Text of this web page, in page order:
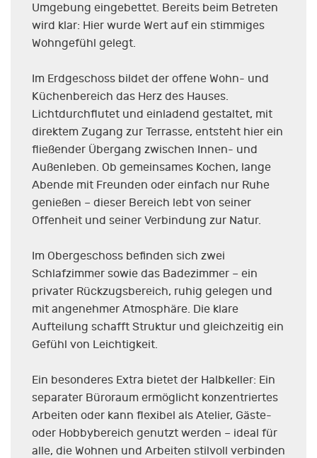
Umgebung eingebettet. Bereits beim Betreten
wird klar: Hier wurde Wert auf ein stimmiges
Wohngefühl gelegt.
Im Erdgeschoss bildet der offene Wohn- und
Küchenbereich das Herz des Hauses.
Lichtdurchflutet und einladend gestaltet, mit
direktem Zugang zur Terrasse, entsteht hier ein
fließender Übergang zwischen Innen- und
Außenleben. Ob gemeinsames Kochen, lange
Abende mit Freunden oder einfach nur Ruhe
genießen – dieser Bereich lebt von seiner
Offenheit und seiner Verbindung zur Natur.
Im Obergeschoss befinden sich zwei
Schlafzimmer sowie das Badezimmer – ein
privater Rückzugsbereich, ruhig gelegen und
mit angenehmer Atmosphäre. Die klare
Aufteilung schafft Struktur und gleichzeitig ein
Gefühl von Leichtigkeit.
Ein besonderes Extra bietet der Halbkeller: Ein
separater Büroraum ermöglicht konzentriertes
Arbeiten oder kann flexibel als Atelier, Gäste-
oder Hobbybereich genutzt werden – ideal für
alle, die Wohnen und Arbeiten stilvoll verbinden